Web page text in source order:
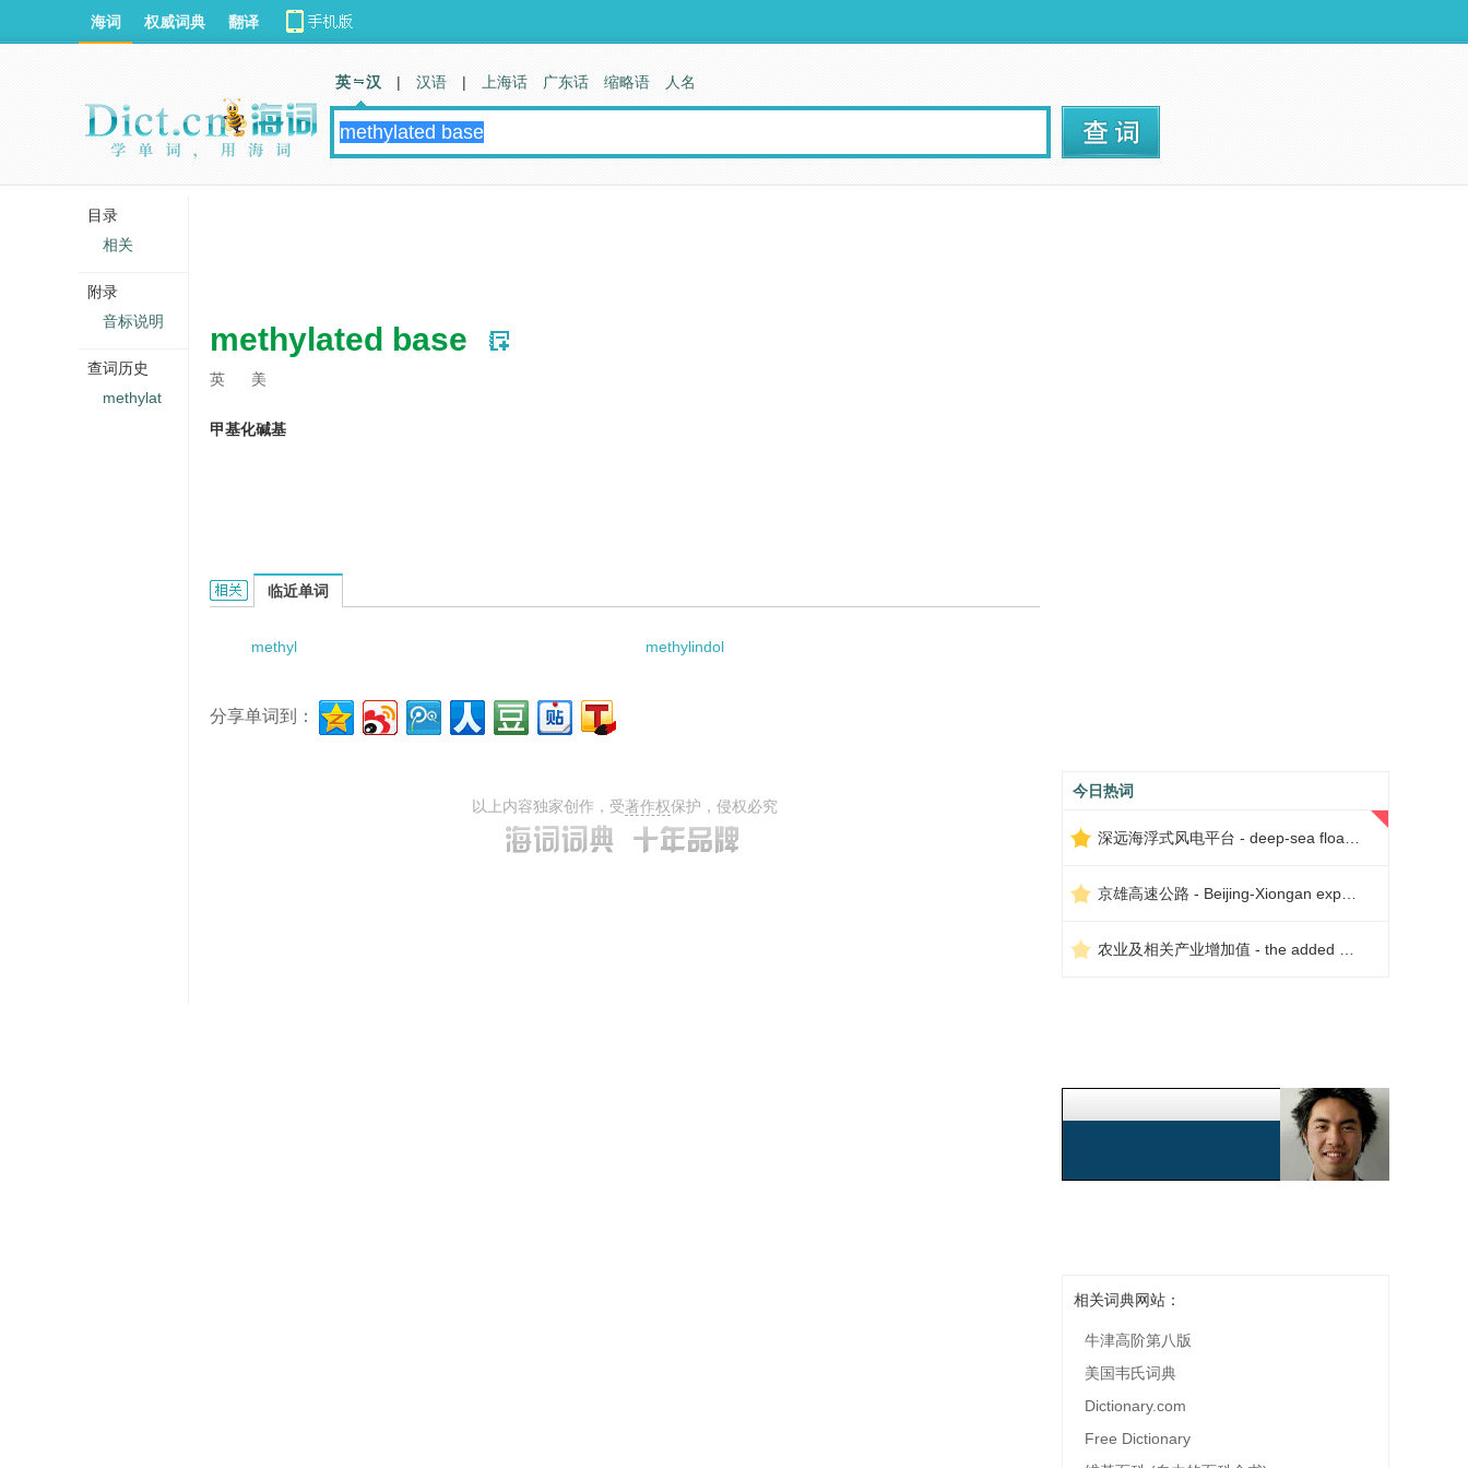
methylated base
英 美
甲基化碱基
methylated base的相关资料：
临近单词
methyl methylindol
分享单词到：
以上内容独家创作，受著作权保护，侵权必究
今日热词
相关词典网站：
牛津高阶第八版
美国韦氏词典
Dictionary.com
Free Dictionary
海词 权威词典 翻译
英 汉 | 汉语 | 上海话 广东话 缩略语 人名
目录
相关
附录
音标说明
查词历史
methylat